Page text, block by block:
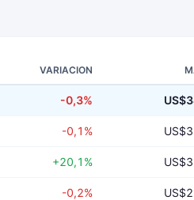
VARIACION
-0,3%
-0,1%
+20,1%
-0,2%